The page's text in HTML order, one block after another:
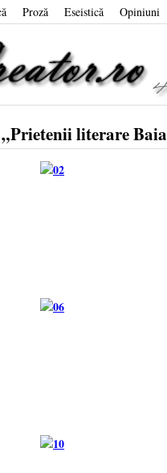
Proză Eseistică Opiniuni
literare